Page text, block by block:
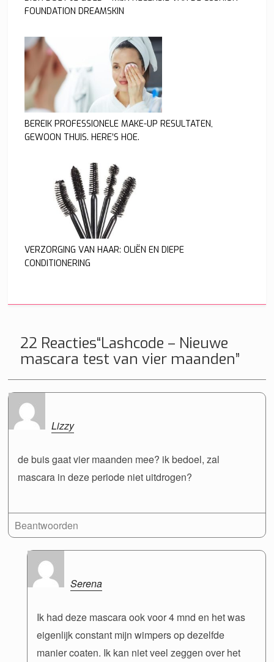
FOUNDATION DREAMSKIN
BEREIK PROFESSIONELE MAKE-UP RESULTATEN,
GEWOON THUIS. HERE’S HOE.
VERZORGING VAN HAAR: OLIËN EN DIEPE
CONDITIONERING
22 Reacties“Lashcode – Nieuwe
mascara test van vier maanden”
Lizzy
de buis gaat vier maanden mee? ik bedoel, zal
mascara in deze periode niet uitdrogen?
Beantwoorden
Serena
Ik had deze mascara ook voor 4 mnd en het was
eigenlijk constant mijn wimpers op dezelfde
manier coaten. Ik kan niet veel zeggen over het